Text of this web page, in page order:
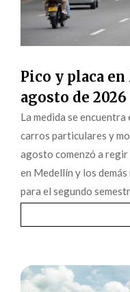
Pico y placa
agosto de 2026
La medida se
carros particulares y
agosto comenzó a
en Medellín y los
para el segundo